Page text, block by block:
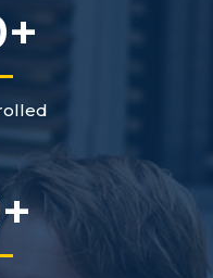
+
+